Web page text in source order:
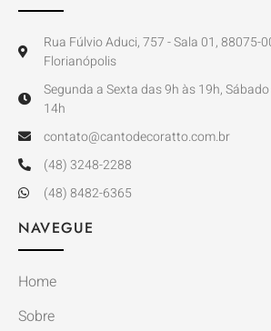
Rua Fúlvio Aduci, 757 - Sala 01, 88075-
Florianópolis
Segunda a Sexta das 9h às 19h,
14h
contato@cantodecoratto.com.br
(48) 3248-2288
(48) 8482-6365
NAVEGUE
Home
Sobre